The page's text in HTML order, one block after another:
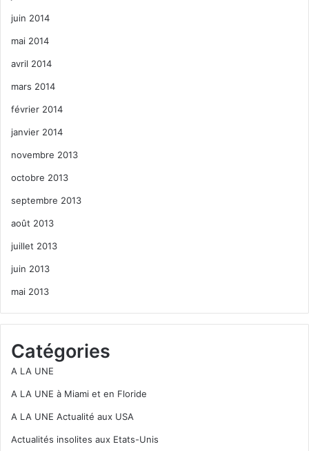
juin 2014
mai 2014
avril 2014
mars 2014
février 2014
janvier 2014
novembre 2013
octobre 2013
septembre 2013
août 2013
juillet 2013
juin 2013
mai 2013
Catégories
A LA UNE
A LA UNE à Miami et en Floride
A LA UNE Actualité aux USA
Actualités insolites aux Etats-Unis